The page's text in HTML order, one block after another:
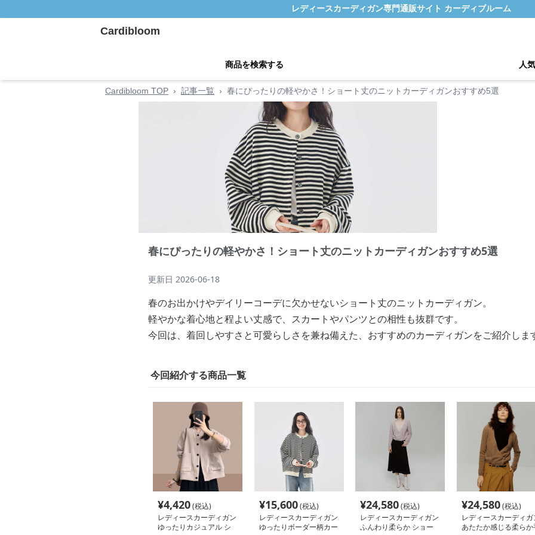
レディースカーディガン専門通販サイト カーディブルーム
Cardibloom
商品を検索する 人
Cardibloom TOP › 記事一覧 › 春にぴったりの軽やかさ！ショート丈のニットカーディガンおすすめ5選
春にぴったりの軽やかさ！ショート丈のニットカーディガンおすすめ5選
更新日 2026-06-18
春のお出かけやデイリーコーデに欠かせないショート丈のニットカーディガン。
軽やかな着心地と程よい丈感で、スカートやパンツとの相性も抜群です。
今回は、着回しやすさと可愛らしさを兼ね備えた、おすすめのカーディガンをご紹介しま
今回紹介する商品一覧
¥4,420(税込)
レディースカーディガン
ゆったりカジュアル シ
¥15,600(税込)
レディースカーディガン
ゆったりボーダー柄カー
¥24,580(税込)
レディースカーディガン
ふんわり柔らか ショー
¥24,580(税込)
レディースカーディガ
あたたか感じる柔らか